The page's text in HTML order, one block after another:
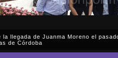
la llegada de Juanma Moreno el
de Córdoba